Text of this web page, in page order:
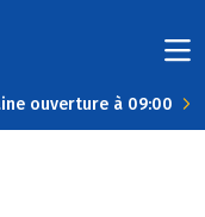
ouverture à 09:00